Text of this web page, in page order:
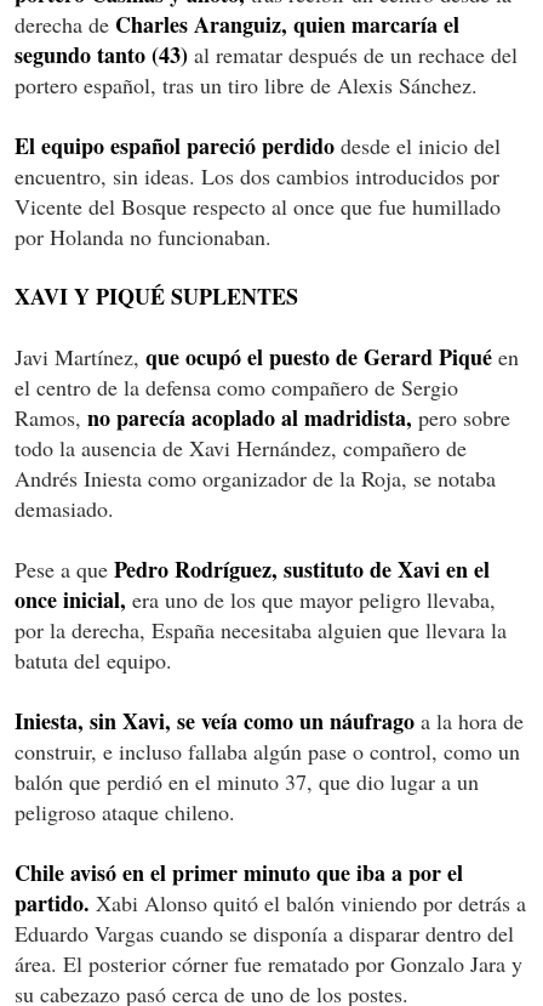
derecha de Charles Aranguiz, quien marcaría el
segundo tanto (43) al rematar después de un rechace del
portero español, tras un tiro libre de Alexis Sánchez.
El equipo español pareció perdido desde el inicio del
encuentro, sin ideas. Los dos cambios introducidos por
Vicente del Bosque respecto al once que fue humillado
por Holanda no funcionaban.
XAVI Y PIQUÉ SUPLENTES
Javi Martínez, que ocupó el puesto de Gerard Piqué en
el centro de la defensa como compañero de Sergio
Ramos, no parecía acoplado al madridista, pero sobre
todo la ausencia de Xavi Hernández, compañero de
Andrés Iniesta como organizador de la Roja, se notaba
demasiado.
Pese a que Pedro Rodríguez, sustituto de Xavi en el
once inicial, era uno de los que mayor peligro llevaba,
por la derecha, España necesitaba alguien que llevara la
batuta del equipo.
Iniesta, sin Xavi, se veía como un náufrago a la hora de
construir, e incluso fallaba algún pase o control, como un
balón que perdió en el minuto 37, que dio lugar a un
peligroso ataque chileno.
Chile avisó en el primer minuto que iba a por el
partido. Xabi Alonso quitó el balón viniendo por detrás a
Eduardo Vargas cuando se disponía a disparar dentro del
área. El posterior córner fue rematado por Gonzalo Jara y
su cabezazo pasó cerca de uno de los postes.